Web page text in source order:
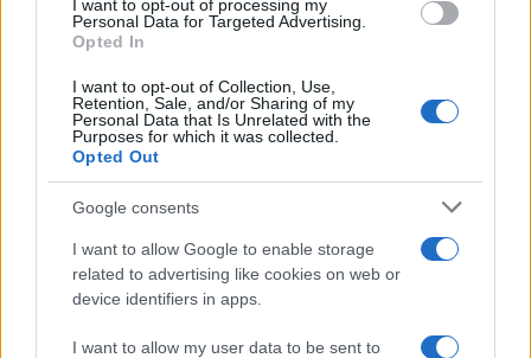
I want to opt-out of processing my
Personal Data for Targeted Advertising.
Opted In
I want to opt-out of Collection, Use,
Retention, Sale, and/or Sharing of my
Personal Data that Is Unrelated with the
Purposes for which it was collected.
Opted Out
Google consents
I want to allow Google to enable storage
related to advertising like cookies on web or
device identifiers in apps.
I want to allow my user data to be sent to
MASTERCHEF
ΔΗΜΗΤΡΗΣ ΣΚΑΡΜΟΥΤΣΟΣ
Share:
Ακολουθήστε το Νewsit.gr στοGoogle News
ενημερωθείτε πρώτοι για όλη την ειδησεογραφία και τα
τελευταία νέατης ημέρας
Πιο δημοφιλή